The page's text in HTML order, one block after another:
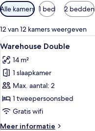
Beschikbare
filters
voor
kamers
Alle kamers 1 bed 2 bedden
12 van 12 kamers weergeven
Alle
foto's
voor
Warehouse
Double
laden
5
Warehouse Double
14 m²
1 slaapkamer
Max. aantal: 2
1 tweepersoonsbed
Gratis wifi
Meer informatie
Meer